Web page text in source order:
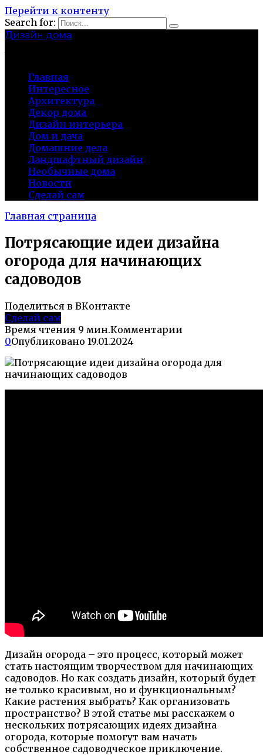
Перейти к контенту
Search for:
Дизайн дома
Главная
Интересное
Архитектура
Декор дома
Дизайн интерьера
Дом и дача
Домашние дела
Ландшафтный дизайн
Необычные дома
Новости
Сделай сам
Главная страница
Потрясающие идеи дизайна
огорода для начинающих
садоводов
Поделиться в ВКонтакте
Сделай сам
Время чтения 9 мин.Комментарии
0Опубликовано 19.01.2024
Дизайн огорода – это процесс, который может
стать настоящим творчеством для начинающих
садоводов. Но как создать дизайн, который будет
не только красивым, но и функциональным?
Какие растения выбрать? Как организовать
пространство? В этой статье мы расскажем о
нескольких потрясающих идеях дизайна
огорода, которые помогут вам начать
собственное садоводческое приключение.